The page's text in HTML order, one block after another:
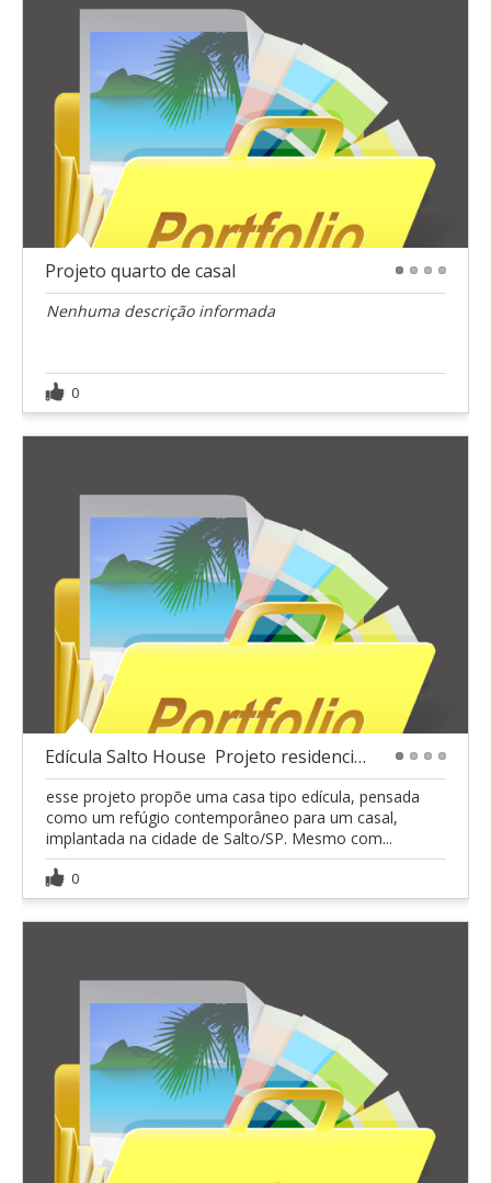
Projeto quarto de casal
Nenhuma descrição informada
0
Edícula Salto House  Projeto residencial marcante
esse projeto propõe uma casa tipo edícula, pensada
como um refúgio contemporâneo para um casal,
implantada na cidade de Salto/SP. Mesmo com...
0